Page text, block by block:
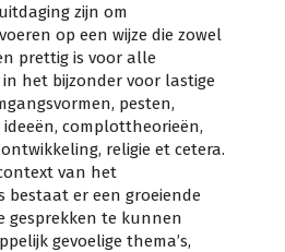
zijn om
op een wijze die zowel
prettig is voor alle
het bijzonder voor lastige
pesten,
complottheorieën,
religie et cetera.
van het
bestaat er een groeiende
gesprekken te kunnen
gevoelige thema’s,